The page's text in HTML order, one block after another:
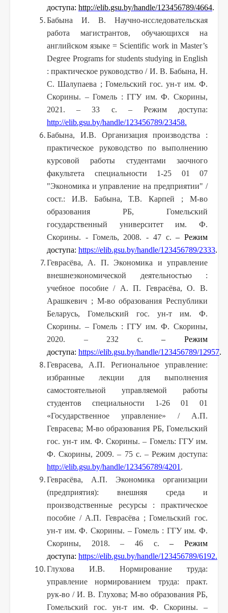
доступа: http://elib.gsu.by/handle/123456789/4664.
Бабына И. В. Научно-исследовательская
работа магистрантов, обучающихся на
английском языке = Scientific work in Master’s
Degree Programs for students studying in English
: практическое руководство / И. В. Бабына, Н.
С. Шалупаева ; Гомельский гос. ун-т им. Ф.
Скорины. – Гомель : ГГУ им. Ф. Скорины,
2021. – 33 с. – Режим доступа:
http://elib.gsu.by/handle/123456789/23458.
Бабына, И.В. Организация производства :
практическое руководство по выполнению
курсовой работы студентами заочного
факультета специальности 1-25 01 07
"Экономика и управление на предприятии" /
сост.: И.В. Бабына, Т.В. Карпей ; М-во
образования РБ, Гомельский
государственный университет им. Ф.
Скорины. - Гомель, 2008. - 47 с. – Режим
доступа: https://elib.gsu.by/handle/123456789/2333.
Геврасёва, А. П. Экономика и управление
внешнеэкономической деятельностью :
учебное пособие / А. П. Геврасёва, О. В.
Арашкевич ; М-во образования Республики
Беларусь, Гомельский гос. ун-т им. Ф.
Скорины. – Гомель : ГГУ им. Ф. Скорины,
2020. – 232 с. – Режим
доступа: https://elib.gsu.by/handle/123456789/12957.
Геврасева, А.П. Региональное управление:
избранные лекции для выполнения
самостоятельной управляемой работы
студентов специальности 1-26 01 01
«Государственное управление» / А.П.
Геврасева; М-во образования РБ, Гомельский
гос. ун-т им. Ф. Скорины. – Гомель: ГГУ им.
Ф. Скорины, 2009. – 75 с. – Режим доступа:
http://elib.gsu.by/handle/123456789/4201 .
Геврасёва, А.П. Экономика организации
(предприятия): внешняя среда и
производственные ресурсы : практическое
пособие / А.П. Геврасёва ; Гомельский гос.
ун-т им. Ф. Скорины. – Гомель : ГГУ им. Ф.
Скорины, 2018. – 46 с.– Режим
доступа: https://elib.gsu.by/handle/123456789/6192.
Глухова И.В. Нормирование труда:
управление нормированием труда: практ.
рук-во / И. В. Глухова; М-во образования РБ,
Гомельский гос. ун-т им. Ф. Скорины. –